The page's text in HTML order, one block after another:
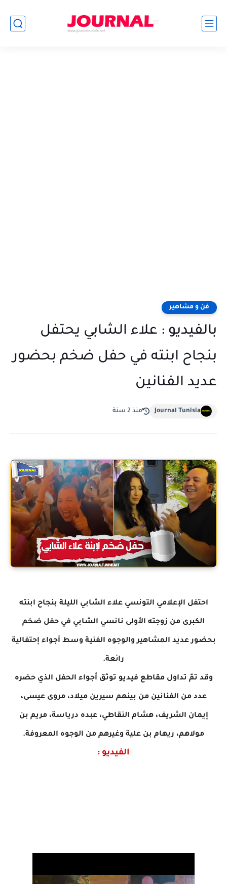
فن و مشاهير
بالفيديو : علاء الشابي يحتفل
بنجاح ابنته في حفل ضخم بحضور
عديد الفنانين
Journal Tunisia منذ 2 سنة
احتفل الإعلامي التونسي علاء الشابي الليلة بنجاح ابنته
الكبرى من زوجته الأولى نانسي الشابي في حفل ضخم
بحضور عديد المشاهير والوجوه الفنية وسط أجواء إحتفالية
رائعة.
وقد تمّ تداول مقاطع فيديو توثق أجواء الحفل الذي حضره
عدد من الفنانين من بينهم سيرين ميلاد، مروى عيسى،
إيمان الشريف، هشام النقاطي، عبده درياسة، مريم بن
مولاهم، ريهام بن علية وغيرهم من الوجوه المعروفة.
الفيديو :